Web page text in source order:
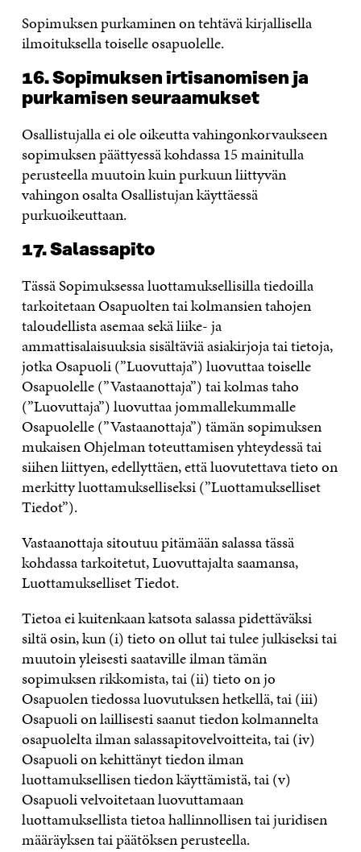
Sopimuksen purkaminen on tehtävä kirjallisella
ilmoituksella toiselle osapuolelle.
16. Sopimuksen irtisanomisen ja
purkamisen seuraamukset
Osallistujalla ei ole oikeutta vahingonkorvaukseen
sopimuksen päättyessä kohdassa 15 mainitulla
perusteella muutoin kuin purkuun liittyvän
vahingon osalta Osallistujan käyttäessä
purkuoikeuttaan.
17. Salassapito
Tässä Sopimuksessa luottamuksellisilla tiedoilla
tarkoitetaan Osapuolten tai kolmansien tahojen
taloudellista asemaa sekä liike- ja
ammattisalaisuuksia sisältäviä asiakirjoja tai tietoja,
jotka Osapuoli (”Luovuttaja”) luovuttaa toiselle
Osapuolelle (”Vastaanottaja”) tai kolmas taho
(”Luovuttaja”) luovuttaa jommallekummalle
Osapuolelle (”Vastaanottaja”) tämän sopimuksen
mukaisen Ohjelman toteuttamisen yhteydessä tai
siihen liittyen, edellyttäen, että luovutettava tieto on
merkitty luottamukselliseksi (”Luottamukselliset
Tiedot”).
Vastaanottaja sitoutuu pitämään salassa tässä
kohdassa tarkoitetut, Luovuttajalta saamansa,
Luottamukselliset Tiedot.
Tietoa ei kuitenkaan katsota salassa pidettäväksi
siltä osin, kun (i) tieto on ollut tai tulee julkiseksi tai
muutoin yleisesti saataville ilman tämän
sopimuksen rikkomista, tai (ii) tieto on jo
Osapuolen tiedossa luovutuksen hetkellä, tai (iii)
Osapuoli on laillisesti saanut tiedon kolmannelta
osapuolelta ilman salassapitovelvoitteita, tai (iv)
Osapuoli on kehittänyt tiedon ilman
luottamuksellisen tiedon käyttämistä, tai (v)
Osapuoli velvoitetaan luovuttamaan
luottamuksellista tietoa hallinnollisen tai juridisen
määräyksen tai päätöksen perusteella.